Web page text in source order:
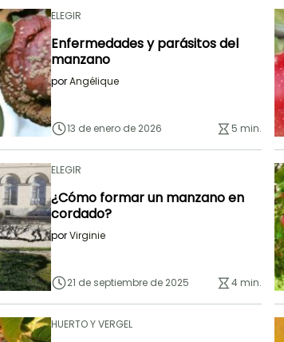
ELEGIR
Enfermedades y parásitos del
manzano
porAngélique
13 de enero de 2026 5 min.
ELEGIR
¿Cómo formar un manzano en
cordado?
porVirginie
21 de septiembre de 2025 4 min.
HUERTO Y VERGEL